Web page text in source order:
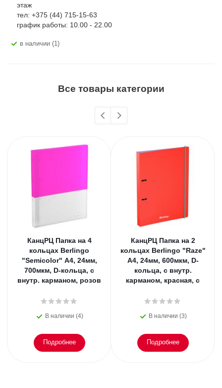
этаж
тел: +375 (44) 715-15-63
график работы: 10.00 - 22.00
В наличии (1)
Все товары категории
КанцРЦ Папка на 4
кольцах Berlingo
"Semicolor" А4, 24мм,
700мкм, D-кольца, с
внутр. карманом, розов
В наличии (4)
Подробнее
КанцРЦ Папка на 2
кольцах Berlingo "Raze"
А4, 24мм, 600мкм, D-
кольца, с внутр.
карманом, красная, с
В наличии (3)
Подробнее